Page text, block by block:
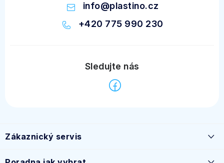
info@plastino.cz
+420 775 990 230
p
a
Zákaznický servis